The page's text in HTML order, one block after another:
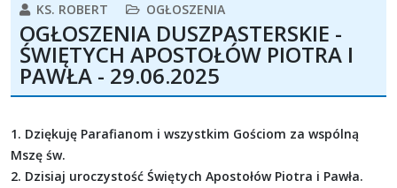
KS. ROBERT OGŁOSZENIA
OGŁOSZENIA DUSZPASTERSKIE -
ŚWIĘTYCH APOSTOŁÓW PIOTRA I
PAWŁA - 29.06.2025
1. Dziękuję Parafianom i wszystkim Gościom za wspólną
Mszę św.
2. Dzisiaj uroczystość Świętych Apostołów Piotra i Pawła.